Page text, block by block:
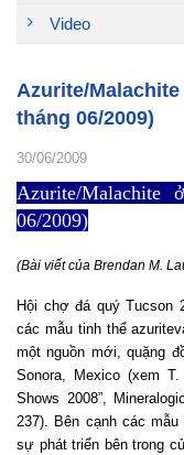
Video
Azurite/
tháng 06/2009)
30/06/2009
Azurite/Malachite
06/2009)
(Bài viết của Brendan M.
Hội chợ đá quý Tucson
các mẫu tinh thể
một nguồn mới, quặng
Sonora, Mexico (xem T.
Shows 2008”,
237). Bên cạnh các
sự phát triển bên trong